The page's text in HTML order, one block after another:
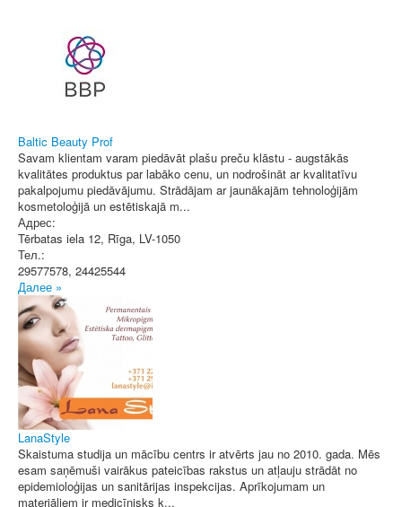
Baltic Beauty Prof
Savam klientam varam piedāvāt plašu preču klāstu - augstākās
kvalitātes produktus par labāko cenu, un nodrošināt ar kvalitatīvu
pakalpojumu piedāvājumu. Strādājam ar jaunākajām tehnoloģijām
kosmetoloģijā un estētiskajā m...
Адрес:
Tērbatas iela 12, Rīga, LV-1050
Тел.:
29577578, 24425544
Далее »
LanaStyle
Skaistuma studija un mācību centrs ir atvērts jau no 2010. gada. Mēs
esam saņēmuši vairākus pateicības rakstus un atļauju strādāt no
epidemioloģijas un sanitārijas inspekcijas. Aprīkojumam un
materiāliem ir medicīnisks k...